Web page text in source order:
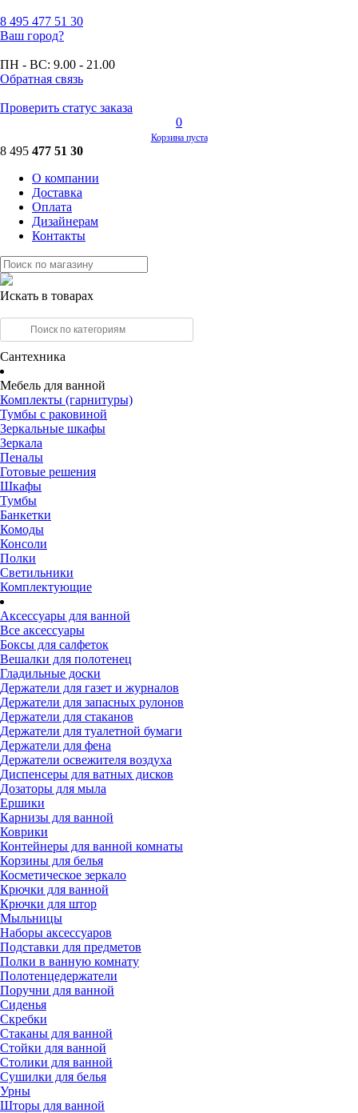
8 495 477 51 30
Ваш город?
ПН - ВС: 9.00 - 21.00
Обратная связь
Проверить статус заказа
0
Корзина пуста
8 495 477 51 30
О компании
Доставка
Оплата
Дизайнерам
Контакты
Искать в товарах
Сантехника
Мебель для ванной
Комплекты (гарнитуры)
Тумбы с раковиной
Зеркальные шкафы
Зеркала
Пеналы
Готовые решения
Шкафы
Тумбы
Банкетки
Комоды
Консоли
Полки
Светильники
Комплектующие
Аксессуары для ванной
Все аксессуары
Боксы для салфеток
Вешалки для полотенец
Гладильные доски
Держатели для газет и журналов
Держатели для запасных рулонов
Держатели для стаканов
Держатели для туалетной бумаги
Держатели для фена
Держатели освежителя воздуха
Диспенсеры для ватных дисков
Дозаторы для мыла
Ершики
Карнизы для ванной
Коврики
Контейнеры для ванной комнаты
Корзины для белья
Косметическое зеркало
Крючки для ванной
Крючки для штор
Мыльницы
Наборы аксессуаров
Подставки для предметов
Полки в ванную комнату
Полотенцедержатели
Поручни для ванной
Сиденья
Скребки
Стаканы для ванной
Стойки для ванной
Столики для ванной
Сушилки для белья
Урны
Шторы для ванной